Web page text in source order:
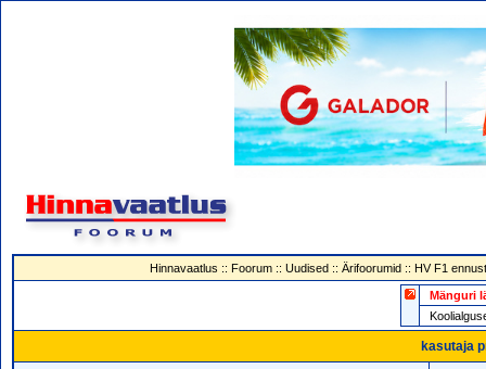
Hinnavaatlus :: Foorum:: Uudised:: Ärifoorumid:: HV F1
Mänguri
kasutaja